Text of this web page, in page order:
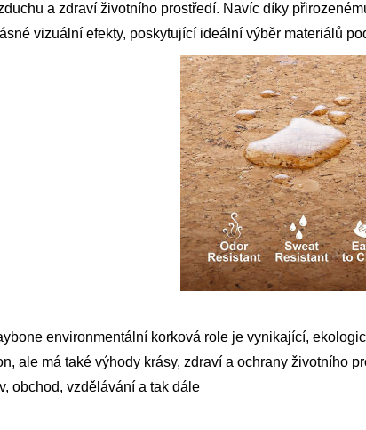
a zdraví životního prostředí. Navíc díky
vizuální efekty, poskytující ideální výběr materiálů
environmentální korková role je vynikající,
ale má také výhody krásy, zdraví a ochrany životního
obchod, vzdělávání a tak dále